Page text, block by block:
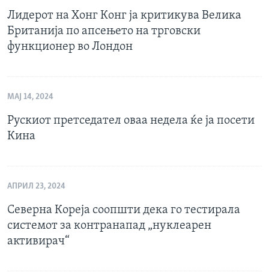
Лидерот на Хонг Конг ја критикува Велика
Британија по апсењето на трговски
функционер во Лондон
МАЈ 14, 2024
Рускиот претседател оваа недела ќе ја посети
Кина
АПРИЛ 23, 2024
Северна Кореја соопшти дека го тестирала
системот за контранапад „нуклеарен
активирач“